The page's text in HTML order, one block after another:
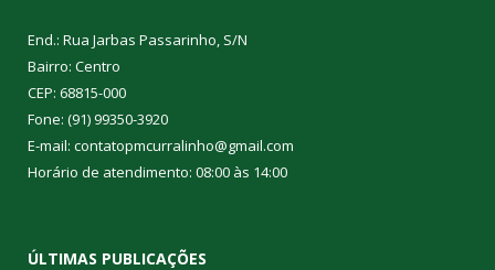
End.: Rua Jarbas Passarinho, S/N
Bairro: Centro
CEP: 68815-000
Fone: (91) 99350-3920
E-mail: contatopmcurralinho@gmail.com
Horário de atendimento: 08:00 às 14:00
ÚLTIMAS PUBLICAÇÕES